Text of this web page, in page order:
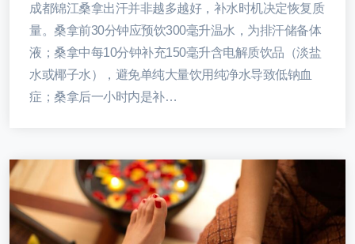
成都锦江桑拿出汗并非越多越好，补水时机决定恢复质
量。桑拿前30分钟应预饮300毫升温水，为排汗储备体
液；桑拿中每10分钟补充150毫升含电解质饮品（淡盐
水或椰子水），避免单纯大量饮用纯净水导致低钠血
症；桑拿后一小时内是补…